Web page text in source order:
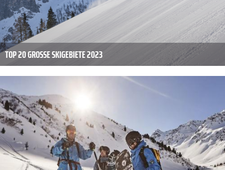
TOP 20 GROSSE SKIGEBIETE 2023